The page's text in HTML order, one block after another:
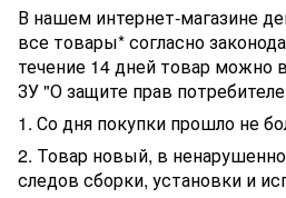
В нашем интернет-магазине
все товары* согласно
течение 14 дней товар можно
ЗУ "О защите прав
1. Со дня покупки прошло не
2. Товар новый, в
следов сборки, установки и